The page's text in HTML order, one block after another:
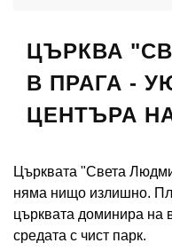
ЦЪРКВА
В ПРАГА -
ЦЕНТЪРА
Църквата "Света
няма нищо излишно.
църквата доминира на
средата с чист парк.